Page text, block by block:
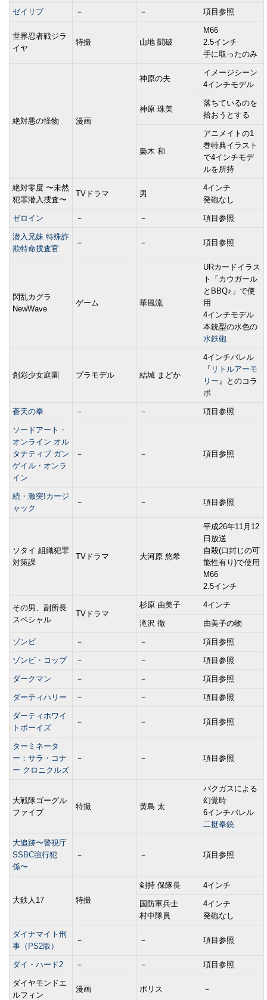
ゼイリブ － － 項目参照
世界忍者戦ジラ
イヤ
特撮 山地 闘破
M66
2.5インチ
手に取ったのみ
絶対悪の怪物 漫画
神原の夫
イメージシーン
4インチモデル
神原 珠美
落ちているのを
拾おうとする
梟木 和
アニメイトの1
巻特典イラスト
で4インチモデ
ルを所持
絶対零度 〜未然
犯罪潜入捜査〜
TVドラマ 男
4インチ
発砲なし
ゼロイン － － 項目参照
潜入兄妹 特殊詐
欺特命捜査官
－ － 項目参照
閃乱カグラ
NewWave
ゲーム 華風流
URカードイラス
ト「カウガール
とBBQ♪」で使
用
4インチモデル
本銃型の水色の
水鉄砲
創彩少女庭園 プラモデル 結城 まどか
4インチバレル
『 リトルアーモ
リー 』とのコラ
ボ
蒼天の拳 － － 項目参照
ソードアート・
オンライン オル
タナティブ ガン
ゲイル・オンラ
イン
－ － 項目参照
続・激突!カージ
ャック
－ － 項目参照
ソタイ 組織犯罪
対策課
TVドラマ 大河原 悠希
平成26年11月12
日放送
自殺(口封じの可
能性有り)で使用
M66
2.5インチ
その男、副所長
スペシャル
TVドラマ
杉原 由美子 4インチ
滝沢 徹 由美子の物
ゾンビ － － 項目参照
ゾンビ・コップ － － 項目参照
ダークマン － － 項目参照
ダーティハリー － － 項目参照
ダーティホワイ
トボーイズ
－ － 項目参照
ターミネータ
ー：サラ・コナ
ー クロニクルズ
－ － 項目参照
大戦隊ゴーグル
ファイブ
特撮 黄島 太
バクガスによる
幻覚時
6インチバレル
二挺拳銃
大追跡〜警視庁
SSBC強行犯
係〜
－ － 項目参照
大鉄人17 特撮
剣持 保隊長 4インチ
国防軍兵士
村中隊員
4インチ
発砲なし
ダイナマイト刑
事（PS2版）
－ － 項目参照
ダイ・ハード2 － － 項目参照
ダイヤモンドエ
ルフィン
漫画 ポリス －